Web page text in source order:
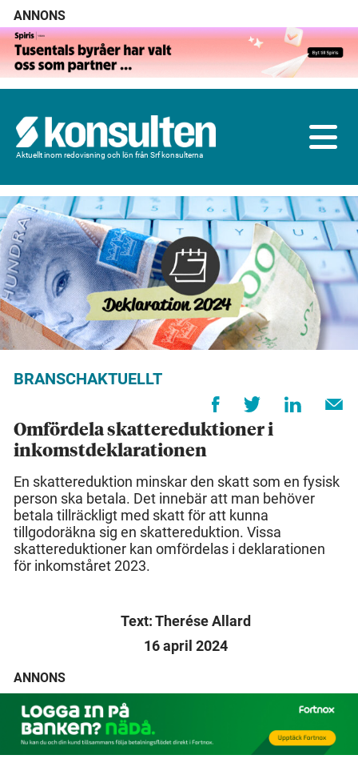
ANNONS
Aktuellt inom redovisning och lön från Srf konsulterna
BRANSCHAKTUELLT
Omfördela skattereduktioner i
inkomstdeklarationen
En skattereduktion minskar den skatt som en fysisk
person ska betala. Det innebär att man behöver
betala tillräckligt med skatt för att kunna
tillgodoräkna sig en skattereduktion. Vissa
skattereduktioner kan omfördelas i deklarationen
för inkomståret 2023.
Text: Therése Allard
16 april 2024
ANNONS